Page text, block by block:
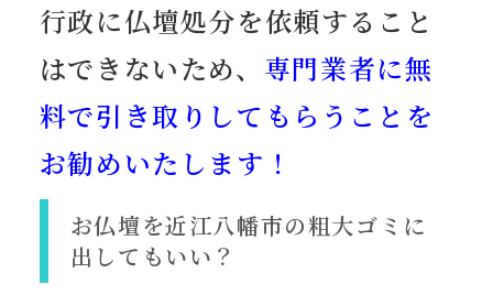
行政に仏壇処分を依頼すること
はできないため、 専門業者に無
料で引き取りしてもらうことを
お勧めいたします！
お仏壇を近江八幡市の粗大ゴミに
出してもいい？